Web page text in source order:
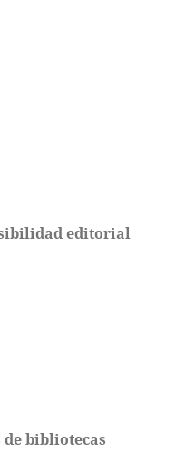
editorial
de bibliotecas